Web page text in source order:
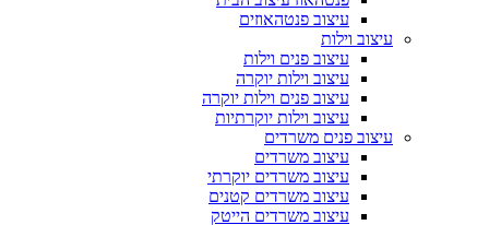
עיצוב פנטהאוזים
עיצוב וילות
עיצוב פנים וילות
עיצוב וילות יוקרה
עיצוב פנים וילות יוקרה
עיצוב וילות יוקרתיות
עיצוב פנים משרדים
עיצוב משרדים
עיצוב משרדים יוקרתי
עיצוב משרדים קטנים
עיצוב משרדים הייטק